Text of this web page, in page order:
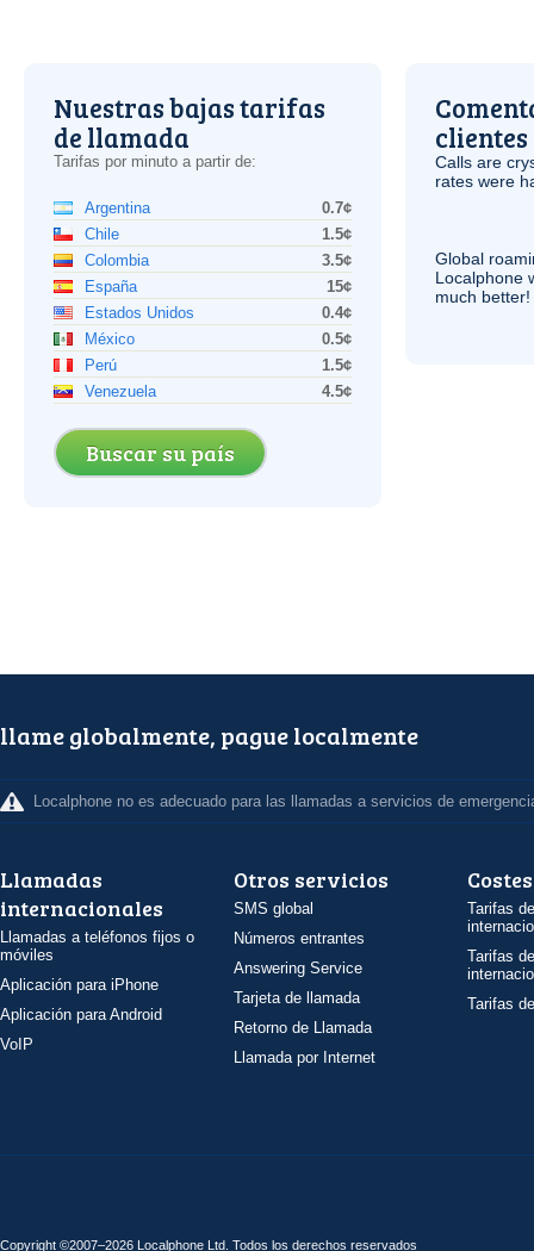
Nuestras bajas tarifas
de llamada
Tarifas por minuto a partir de:
Argentina
0.7¢
Chile
1.5¢
Colombia
3.5¢
España
15¢
Estados Unidos
0.4¢
México
0.5¢
Perú
1.5¢
Venezuela
4.5¢
Buscar su país
clientes
Calls are
rates were
Global
Localphone
much better!
llame globalmente, pague localmente
Localphone no es adecuado para las llamadas a servicios de
Llamadas
internacionales
Llamadas a teléfonos fijos o
móviles
Aplicación para iPhone
Aplicación para Android
VoIP
Otros servicios
SMS global
Números entrantes
Answering Service
Tarjeta de llamada
Retorno de Llamada
Llamada por Internet
Costes
Tarifas
Tarifas
Tarifas
Copyright ©2007–2026 Localphone Ltd . Todos los derechos reservados